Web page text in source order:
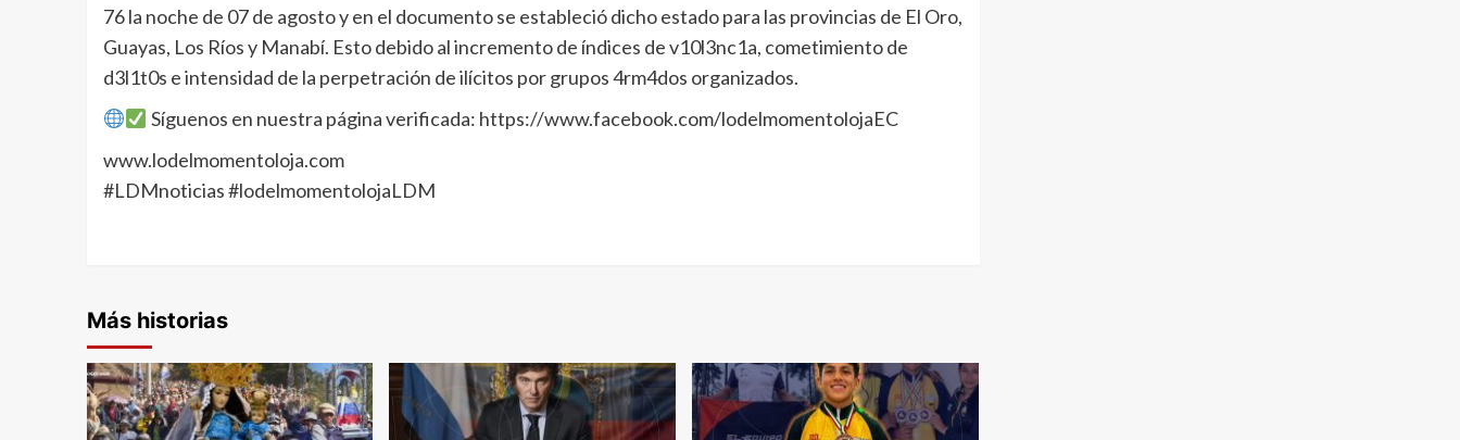
76 la noche de 07 de agosto y en el documento se estableció dicho estado para las provincias de El Oro,
Guayas, Los Ríos y Manabí. Esto debido al incremento de índices de v10l3nc1a, cometimiento de
d3l1t0s e intensidad de la perpetración de ilícitos por grupos 4rm4dos organizados.
Síguenos en nuestra página verificada: https://www.facebook.com/lodelmomentolojaEC
www.lodelmomentoloja.com
#LDMnoticias #lodelmomentolojaLDM
Más historias